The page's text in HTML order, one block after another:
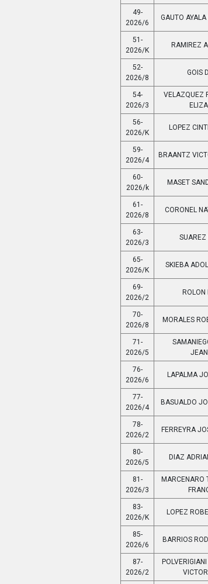
49-
2026/6
GAUTO
51-
2026/K
RAMIREZ
52-
2026/8
GOIS
54-
2026/3
VELAZQUEZ
56-
2026/K
LOPEZ
59-
2026/4
BRAANTZ
60-
2026/k
MASET
61-
2026/8
CORONEL
63-
2026/3
SUAREZ
65-
2026/K
SKIEBA
69-
2026/2
70-
2026/8
MORALES
71-
2026/5
76-
2026/6
LAPALMA
77-
2026/4
BASUALDO
78-
2026/2
FERREYRA
80-
2026/5
DIAZ
81-
2026/3
MARCENARO
83-
2026/K
LOPEZ
85-
2026/6
BARRIOS
87-
2026/2